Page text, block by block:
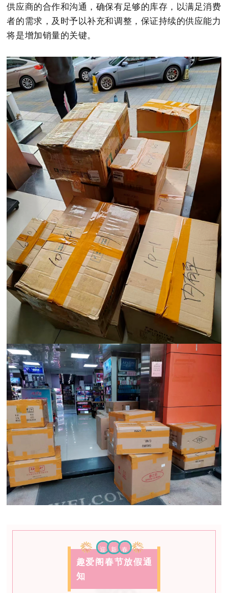
供应商的合作和沟通，确保有足够的库存，以满足消费
者的需求，及时予以补充和调整，保证持续的供应能力
将是增加销量的关键。
迎 新 春
趣爱阁春节放假通
知